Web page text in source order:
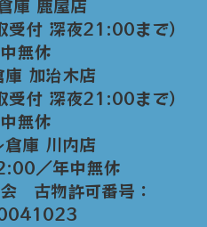
庫 鹿屋店
付 深夜21:00まで）
無休
加治木店
付 深夜21:00まで）
無休
庫 川内店
／年中無休
古物許可番号：